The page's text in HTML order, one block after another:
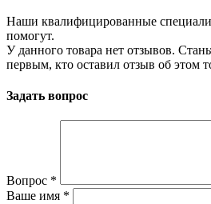
Наши квалифицированные
помогут.
У данного товара нет отзывов.
первым, кто оставил отзыв об этом
Задать вопрос
Вопрос *
Ваше имя *